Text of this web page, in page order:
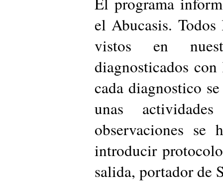
el Abucasis.
vistos en
diagnosticados
cada diagnostico
unas
observaciones se
introducir
salida, portador de